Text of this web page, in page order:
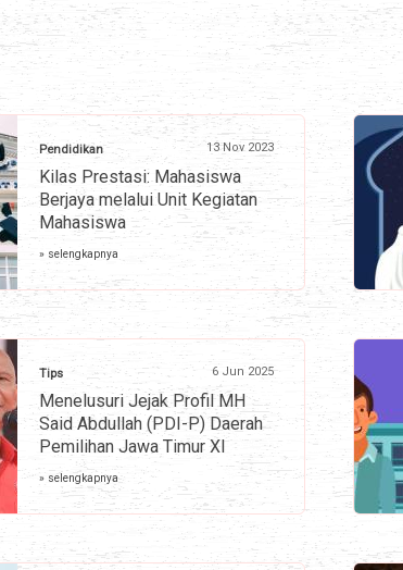
Pendidikan 13 Nov 2023
Kilas Prestasi: Mahasiswa
Berjaya melalui Unit Kegiatan
Mahasiswa
» selengkapnya
Tips 6 Jun 2025
Menelusuri Jejak Profil MH
Said Abdullah (PDI-P) Daerah
Pemilihan Jawa Timur XI
» selengkapnya